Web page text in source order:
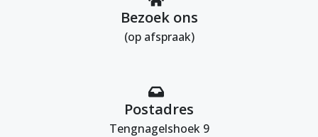
Bezoek ons
(op afspraak)
Postadres
Tengnagelshoek 9